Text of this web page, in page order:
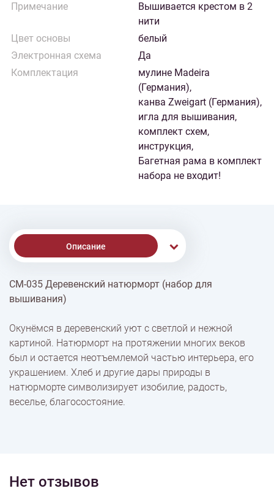
Примечание
Вышивается крестом в 2
нити
Цвет основы
белый
Электронная схема
Да
Комплектация
мулине Madeira
(Германия),
канва Zweigart (Германия),
игла для вышивания,
комплект схем,
инструкция,
Багетная рама в комплект
набора не входит!
Описание
% Скидки
Доставка
Оплата
СМ-035 Деревенский натюрморт (набор для
вышивания)
Окунёмся в деревенский уют с светлой и нежной
картиной. Натюрморт на протяжении многих веков
был и остается неотъемлемой частью интерьера, его
украшением. Хлеб и другие дары природы в
натюрморте символизирует изобилие, радость,
веселье, благосостояние.
Нет отзывов